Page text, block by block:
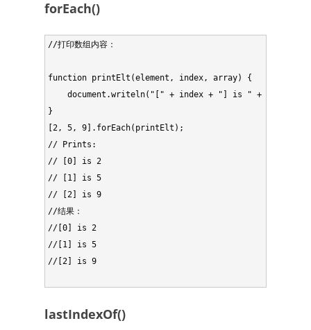
forEach()
//打印数组内容：
function printElt(element, index, array) {
document.writeln("[" + index + "] is " + element
}
[2, 5, 9].forEach(printElt);
// Prints:
// [0] is 2
// [1] is 5
// [2] is 9
//结果：
//[0] is 2
//[1] is 5
//[2] is 9
lastIndexOf()